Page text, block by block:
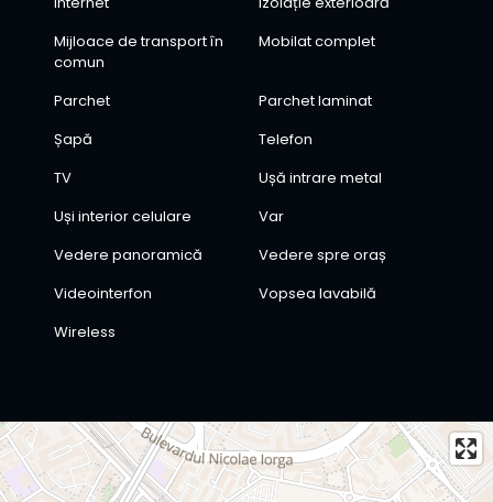
Mijloace de transport în
comun
Mobilat complet
Parchet
Parchet laminat
Șapă
Telefon
TV
Ușă intrare metal
Uși interior celulare
Var
Vedere panoramică
Vedere spre oraș
Videointerfon
Vopsea lavabilă
Wireless